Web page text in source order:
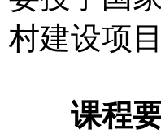
村建设项
课程要